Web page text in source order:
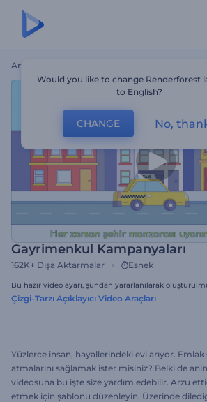
Ana Sayfa
Gayrimenkul Kampanyaları
162K+ Dışa Aktarmalar Esnek
Bu hazır video ayarı, şundan yararlanılarak
Çizgi-Tarzı Açıklayıcı Video Araçları
Yüzlerce insan, hayallerindeki evi arıyor.
atmalarını sağlamak ister misiniz? Belki de
videosuna bu işte size yardım edebilir. Arzu
etmek için şablonu düzenleyin. Üzerinde
Would you like to change Renderforest
to English?
CHANGE No,